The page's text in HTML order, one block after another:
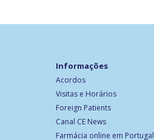
Informações
Acordos
Visitas e Horários
Foreign Patients
Canal CE News
Farmácia online em Portugal